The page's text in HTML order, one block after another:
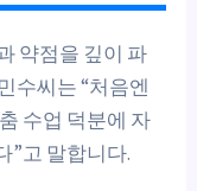
약점을 깊이 파
수씨는 “처음엔
수업 덕분에 자
”고 말합니다.